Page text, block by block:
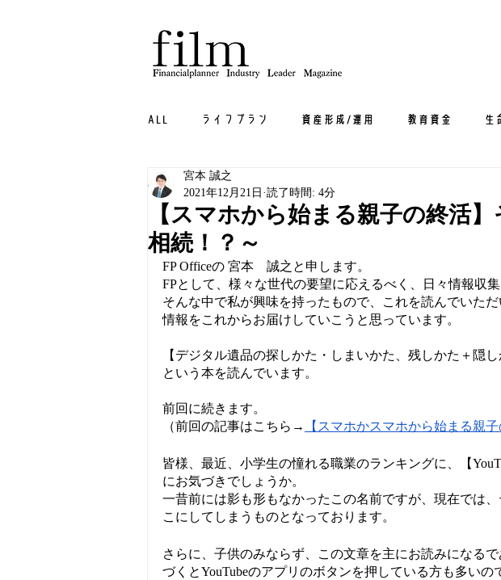
ALL ライフプラン 資産形成/運用 教育資金 生
相続/贈与・終活 不動産
【スマホから始まる親子の終活
相続！？～
宮本 誠之
2021年12月21日 読了時間: 4分
FP Officeの 宮本　誠之と申します。
FPとして、様々な世代の要望に応えるべく、日々情報収集
そんな中で私が興味を持ったもので、これを読んでいた
情報をこれからお届けしていこうと思っています。
【デジタル遺品の探しかた・しまいかた、残しかた＋隠し
という本を読んでいます。
前回に続きます。
（前回の記事はこちら→
【スマホかスマホから始まる親子
皆様、最近、小学生の憧れる職業のランキングに、【
にお気づきでしょうか。
一昔前には影も形もなかったこの名前ですが、現在では
こにしてしまうものとなっております。
さらに、子供のみならず、この文章を主にお読みになる
づくとYouTubeのアプリのボタンを押している方も多い